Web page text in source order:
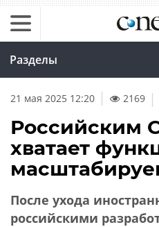
Разделы
21 мая 2025 12:20 2169 |
Российским
хватает
После ухода
российскими